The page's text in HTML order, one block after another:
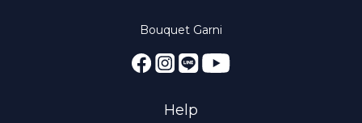
Bouquet Garni
Help